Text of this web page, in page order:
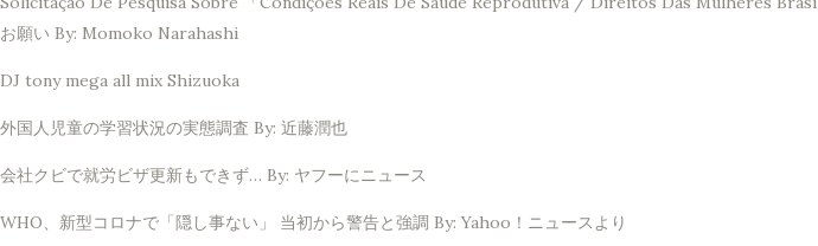
お願い By: Momoko Narahashi
DJ tony mega all mix Shizuoka
外国人児童の学習状況の実態調査 By: 近藤潤也
会社クビで就労ビザ更新もできず… By: ヤフーにニュース
WHO、新型コロナで「隠し事ない」 当初から警告と強調 By: Yahoo！ニュースより